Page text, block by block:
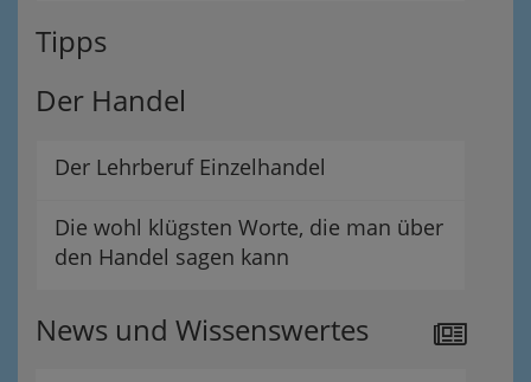
Tipps
Der Handel
Der Lehrberuf Einzelhandel
Die wohl klügsten Worte, die man über
den Handel sagen kann
News und Wissenswertes